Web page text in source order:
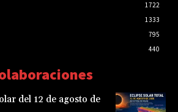
1722
1333
795
440
del 12 de agosto de